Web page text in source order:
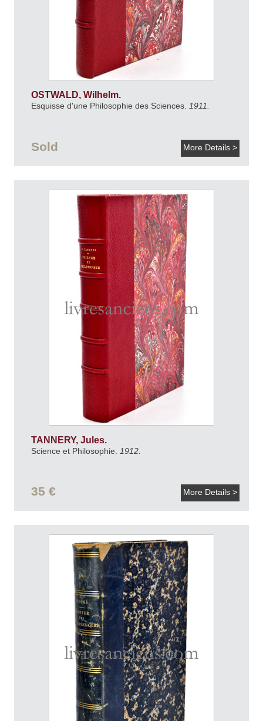
OSTWALD, Wilhelm.
Esquisse d'une Philosophie des Sciences. 1911.
Sold More Details >
TANNERY, Jules.
Science et Philosophie. 1912.
35 € More Details >